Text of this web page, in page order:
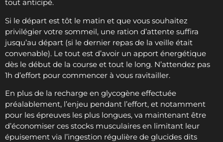
tout anticipé.
Si le départ est tôt le matin et que vous souhaitez
privilégier votre sommeil, une ration d’attente suffira
jusqu’au départ (si le dernier repas de la veille était
convenable). Le tout est d’avoir un apport énergétique
dès le début de la course et tout le long. N’attendez pas
1h d’effort pour commencer à vous ravitailler.
En plus de la recharge en glycogène effectuée
préalablement, l’enjeu pendant l’effort, et notamment
pour les épreuves les plus longues, va maintenant être
d’économiser ces stocks musculaires en limitant leur
épuisement via l’ingestion régulière de glucides dits